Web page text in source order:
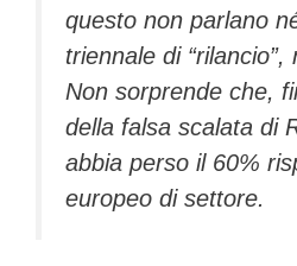
questo non parlano
triennale di “rilancio”,
Non sorprende che,
della falsa scalata di
abbia perso il 60%
europeo di settore.